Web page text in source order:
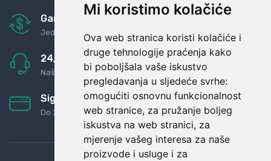
Mi koristimo kolačiće
Ova web stranica koristi kolačiće i
druge tehnologije praćenja kako
bi poboljšala vaše iskustvo
pregledavanja u sljedeće svrhe:
omogućiti osnovnu funkcionalnost
web stranice, za pružanje boljeg
iskustva na web stranici, za
mjerenje vašeg interesa za naše
proizvode i usluge i za
Garancija u povrat novaca
Jednostavno pravilo: Roba za novac
24/7 odlična podrška
Naši agenti uvijek na raspolaganju
Sigurno obročno plaćanje
Do 24 rata bez kamata